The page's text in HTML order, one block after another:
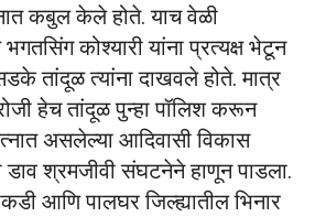
कबुल केले होते. याच वेळी
भगतसिंग कोश्यारी यांना प्रत्यक्ष भेटून
तांदूळ त्यांना दाखवले होते. मात्र
हेच तांदूळ पुन्हा पॉलिश करून
असलेल्या आदिवासी विकास
डाव श्रमजीवी संघटनेने हाणून पाडला.
आणि पालघर जिल्ह्यातील भिनार